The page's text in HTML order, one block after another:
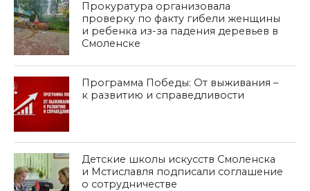
Прокуратура организовала
проверку по факту гибели женщины
и ребенка из-за падения деревьев в
Смоленске
Программа Победы: От выживания –
к развитию и справедливости
Детские школы искусств Смоленска
и Мстиславля подписали соглашение
о сотрудничестве